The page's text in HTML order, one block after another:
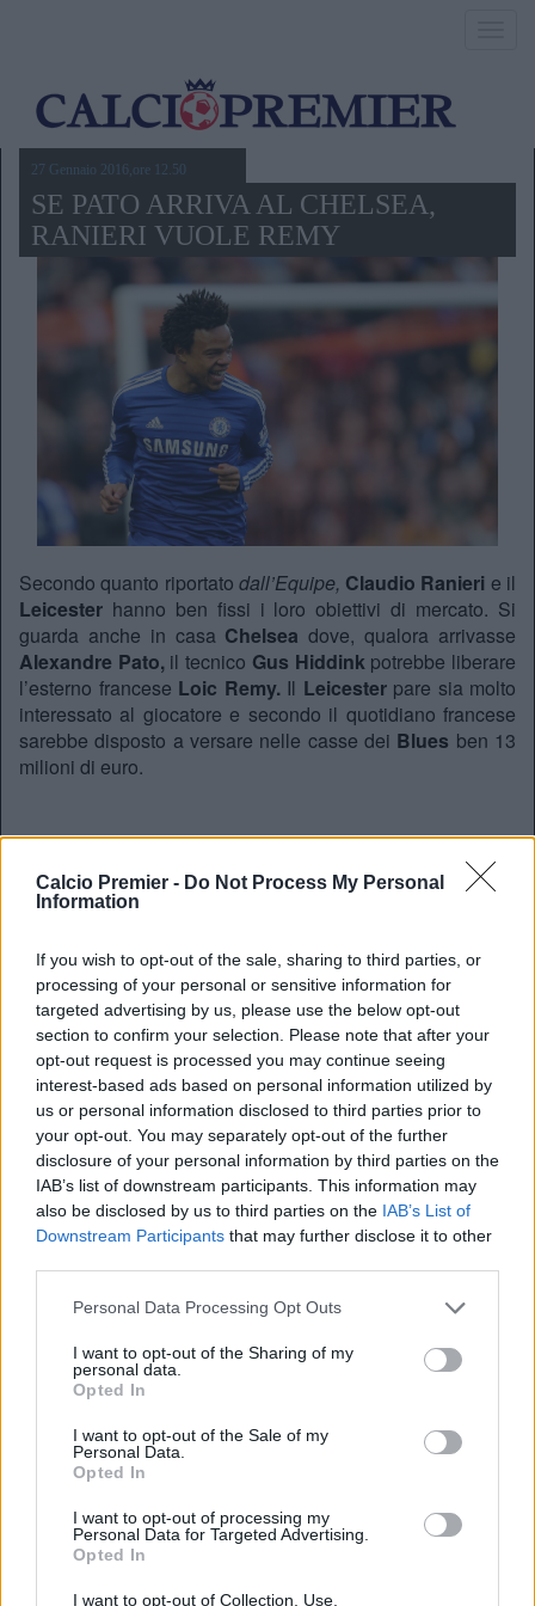
Calcio Premier - Do Not Process My Personal
Information
If you wish to opt-out of the sale, sharing to third parties, or
processing of your personal or sensitive information for
targeted advertising by us, please use the below opt-out
section to confirm your selection. Please note that after your
opt-out request is processed you may continue seeing
interest-based ads based on personal information utilized by
us or personal information disclosed to third parties prior to
your opt-out. You may separately opt-out of the further
disclosure of your personal information by third parties on the
IAB’s list of downstream participants. This information may
also be disclosed by us to third parties on the IAB’s List of
Downstream Participants that may further disclose it to other
Personal Data Processing Opt Outs
I want to opt-out of the Sharing of my
personal data.
Opted In
I want to opt-out of the Sale of my
Personal Data.
Opted In
I want to opt-out of processing my
Personal Data for Targeted Advertising.
Opted In
I want to opt-out of Collection, Use,
27 Gennaio 2016,ore 12.50
SE PATO ARRIVA AL CHELSEA,
RANIERI VUOLE REMY
Secondo quanto riportato dall’Equipe, Claudio Ranieri e il
Leicester hanno ben fissi i loro obiettivi di mercato. Si
guarda anche in casa Chelsea dove, qualora arrivasse
Alexandre Pato,il tecnico Gus Hiddinkpotrebbe liberare
l’esterno francese Loic Remy.Il Leicesterpare sia molto
interessato al giocatore e secondo il quotidiano francese
sarebbe disposto a versare nelle casse dei Blues ben 13
milioni di euro.
REDAZIONE
Twitter @Calciopremier